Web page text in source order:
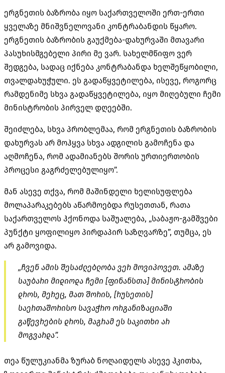
ერგნეთის ბაზრობა იყო საქართველოში ერთ-ერთი
ყველაზე მნიშვნელოვანი კონტრაბანდის წყარო.
ერგნეთის ბაზრობის გაუქმება-დახურვაში მთავარი
პასუხისმგებელი პირი მე ვარ. სახელმწიფო ვერ
შედგება, სადაც იქნება კონტრაბანდა ხელშეწყობილი,
თვალდახუჭული. ეს გადაწყვეტილება, ისევე, როგორც
რამდენიმე სხვა გადაწყვეტილება, იყო მიღებული ჩემი
მინისტრობის პირველ დღეებში.
შეიძლება, სხვა პრობლემაა, რომ ერგნეთის ბაზრობის
დახურვას არ მოჰყვა სხვა ადგილის გამოჩენა და
აღმოჩენა, რომ ადამიანებს შორის ურთიერთობის
პროცესი გაგრძელებულიყო”.
მან ასევე თქვა, რომ მაშინდელი ხელისუფლება
მოლაპარაკებებს აწარმოებდა რუსეთთან, რათა
საქართველოს ჰქონოდა საშუალება, „საბაჟო-გამშვები
პუნქტი ყოფილიყო პირდაპირ საზღვარზე”, თუმცა, ეს
არ გამოვიდა.
„ჩვენ ამის შესაძლებლობა ვერ მოვიპოვეთ. ამაზე
საუბარი მიდიოდა ჩემი [ფინანსთა] მინისტრობის
დროს, მერეც, მათ შორის, [რუსეთის]
საერთაშორისო სავაჭრო ორგანიზაციაში
გაწევრების დროს, მაგრამ ეს საკითხი არ
მოგვარდა”.
თეა წულუკიანმა ზურაბ ნოღაიდელს ასევე ჰკითხა,